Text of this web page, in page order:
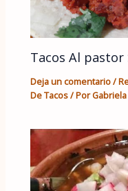
Tacos Al
Deja un comentario/
De Tacos/ Por